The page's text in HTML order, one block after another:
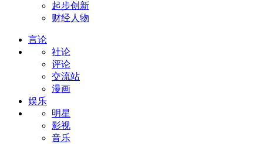
起步创新
财经人物
言论
社论
评论
交流站
漫画
娱乐
明星
影视
音乐